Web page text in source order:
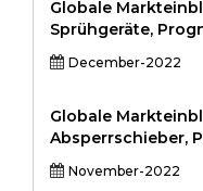
Aerospace &
Packaging and
and Regional
Intelligence,
Globale
Sprühgeräte,
December-2022
Globale
Absperrschieber,
November-2022